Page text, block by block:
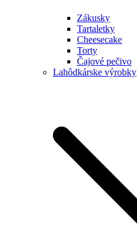
Zákusky
Tartaletky
Cheesecake
Torty
Čajové pečivo
Lahôdkárske výrobky